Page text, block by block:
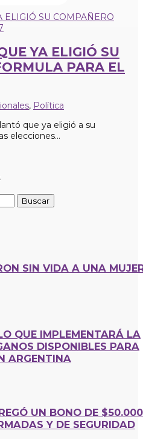
YA ELIGIÓ SU
PARA EL
, Política
que ya eligió a su
elecciones...
SIN VIDA A UNA
QUE IMPLEMENTARÁ LA
DISPONIBLES PARA
ARGENTINA
UN BONO DE $50.000
Y DE SEGURIDAD